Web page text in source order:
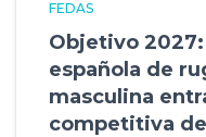
FEDAS
Objetivo
española de
masculina
competitiva